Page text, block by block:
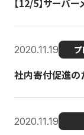
【12/5】サーバ
2020.11.19 プ
社内寄付促進の
2020.11.19